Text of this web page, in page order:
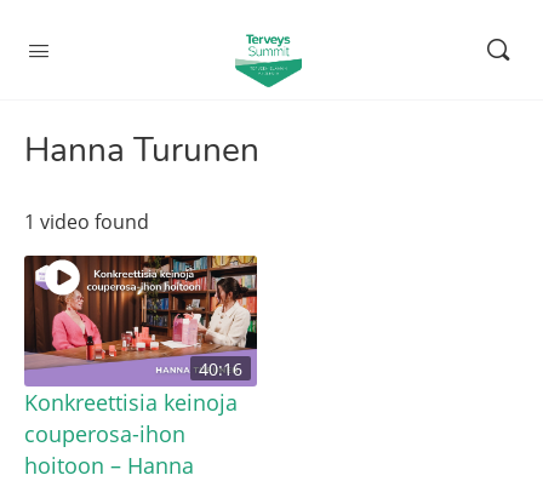
Hanna Turunen
1 video found
40:16
Konkreettisia keinoja
couperosa-ihon
hoitoon – Hanna